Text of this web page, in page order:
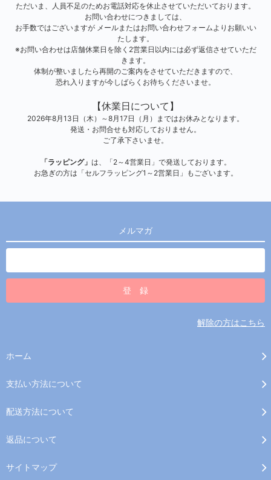
ただいま、人員不足のためお電話対応を休止させていただいております。
お問い合わせにつきましては、
お手数ではございますが メールまたはお問い合わせフォームよりお願いい
たします。
※お問い合わせは店舗休業日を除く2営業日以内には必ず返信させていただ
きます。
体制が整いましたら再開のご案内をさせていただきますので、
恐れ入りますが今しばらくお待ちくださいませ。
【休業日について】
2026年8月13日（木）～8月17日（月）まではお休みとなります。
発送・お問合せも対応しておりません。
ご了承下さいませ。
「ラッピング」 は、「2～4営業日」で発送しております。
お急ぎの方は「セルフラッピング1～2営業日」もございます。
メルマガ
解除の方はこちら
ホーム
支払い方法について
配送方法について
返品について
サイトマップ